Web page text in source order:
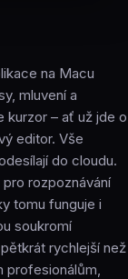
na Macu
mluvení a
kurzor – ať už jde o
editor. Vše
do cloudu.
rozpoznávání
tomu funguje i
soukromí
rychlejší než
profesionálům,